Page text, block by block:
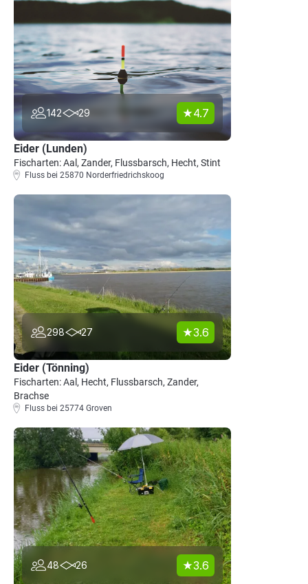
142 29 4.7
Eider (Lunden)
Fischarten: Aal, Zander, Flussbarsch, Hecht, Stint
Fluss bei 25870 Norderfriedrichskoog
298 27 3.6
Eider (Tönning)
Fischarten: Aal, Hecht, Flussbarsch, Zander,
Brachse
Fluss bei 25774 Groven
48 26 3.6